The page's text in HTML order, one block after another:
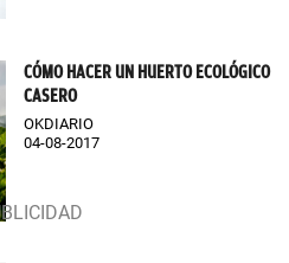
CÓMO HACER UN HUERTO ECOLÓGICO
CASERO
OKDIARIO
04-08-2017